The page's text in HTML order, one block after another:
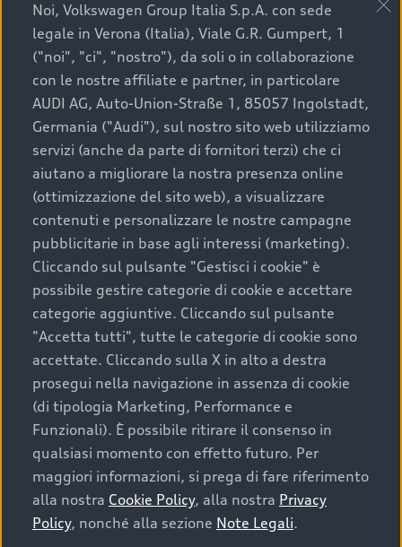
A breve verrai ricontattato dal Customer Care
Audi Center o direttamente dal Concessionario
che ti supporterà per finalizzare la tua richiesta.
La qualità di acquistare
un’auto usata Audi
Scegliere un’auto usata è una decisione che coniuga
convenienza, affidabilità e sostenibilità. Per fare un
acquisto sicuro, è essenziale considerare aspetti
determinanti come la garanzia inclusa e l’affidabilità del
marchio. Audi offre l’auto usata perfetta tramite Audi
Prima Scelta :plus
Cosa sapere prima di
acquistare la tua prossima
auto
Noi, Volkswagen Group Italia S.p.A. con sede
legale in Verona (Italia), Viale G.R. Gumpert, 1
("noi", "ci", "nostro"), da soli o in collaborazione
con le nostre affiliate e partner, in particolare
AUDI AG, Auto-Union-Straße 1, 85057 Ingolstadt,
Germania ("Audi"), sul nostro sito web utilizziamo
servizi (anche da parte di fornitori terzi) che ci
aiutano a migliorare la nostra presenza online
(ottimizzazione del sito web), a visualizzare
contenuti e personalizzare le nostre campagne
pubblicitarie in base agli interessi (marketing).
Cliccando sul pulsante "Gestisci i cookie" è
possibile gestire categorie di cookie e accettare
categorie aggiuntive. Cliccando sul pulsante
"Accetta tutti", tutte le categorie di cookie sono
accettate. Cliccando sulla X in alto a destra
prosegui nella navigazione in assenza di cookie
(di tipologia Marketing, Performance e
Funzionali). È possibile ritirare il consenso in
qualsiasi momento con effetto futuro. Per
maggiori informazioni, si prega di fare riferimento
alla nostra Cookie Policy, alla nostra Privacy
Policy, nonché alla sezione Note Legali.